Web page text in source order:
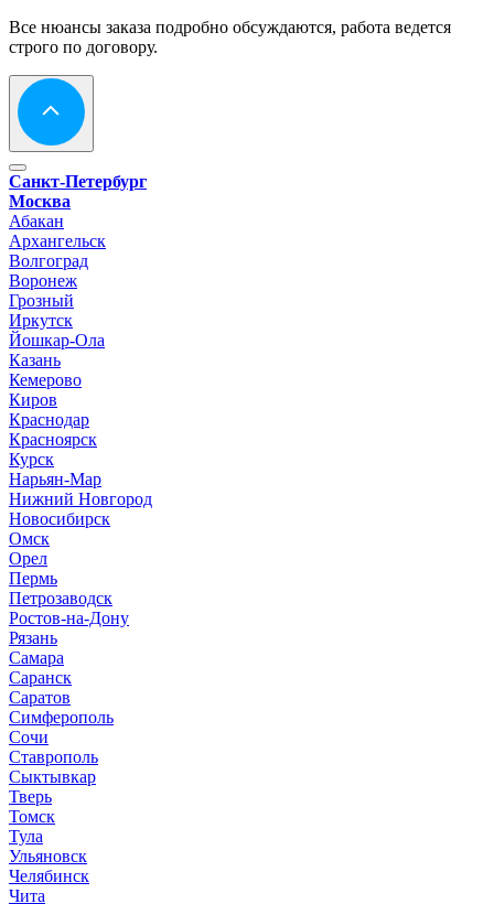
Все нюансы заказа подробно обсуждаются, работа ведется
строго по договору.
Санкт-Петербург
Москва
Абакан
Архангельск
Волгоград
Воронеж
Грозный
Иркутск
Йошкар-Ола
Казань
Кемерово
Киров
Краснодар
Красноярск
Курск
Нарьян-Мар
Нижний Новгород
Новосибирск
Омск
Орел
Пермь
Петрозаводск
Ростов-на-Дону
Рязань
Самара
Саранск
Саратов
Симферополь
Сочи
Ставрополь
Сыктывкар
Тверь
Томск
Тула
Ульяновск
Челябинск
Чита